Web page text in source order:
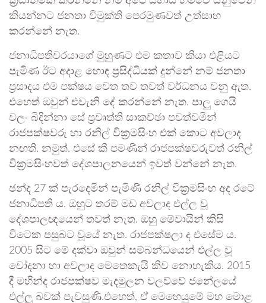
කියන්නට ජනතා විමුක්ති පෙරමුණවත් උත්සාහ
කරන්නේ නැත.
ජනාධිපතිවරයාගේ මුහුණට එම කතාව කියා එළියට
පැමිණ ඊට අදාළ හොඳ ප්‍රසිද්ධියක් දුන්නේ නම් ජනතා
ප්‍රසාදය එම පක්ෂය වෙත තව තවත් වර්ධනය වනු ඇත.
එහෙත් ඔවුන් එවැනි දේ කරන්නේ නැත. පාලු ගෙයි
වලං බිදින්නා සේ ප්‍රවෘත්ති සාකච්ඡා පවත්වමින්
රාජපක්ෂවරු හා රනිල් වික්‍රමසිංහ එක් කොට අවලාද
නඟති. නමුත්. එසේ කී පමණින් රාජපක්ෂවරුවත් රනිල්
වික්‍රමසිංහවත් දේශපාලනයෙන් ඉවත් වන්නේ නැත.
ඡන්ද 27 ක් පැරදෙමින් පැමිණි රනිල් වික්‍රමසිංහ අද රටේ
ජනාධිපති ය. ඔහුට තරම් මඩ අවලාද එල්ල වූ
දේශපාලඥයෙන් තවත් නැත. ඔහු මේවායින් කිසි
විටෙක පසුබට වූයේ නැත. රාජපක්ෂලා ද එසේම ය.
2005 සිට මේ දක්වා ඔවුන් සම්බන්ධයෙන් එල්ල වූ
චෝදනා හා අවලාද මෙතෙකැයි කිව නොහැකිය. 2015
දී මහින්ද රාජපක්ෂව මැදමුලන වලව්වේ ජනේලයේ
එල්ලු බවක් පැවසුණි.එහෙත්, ඒ මෙහෙයුමේ මහ මොළ